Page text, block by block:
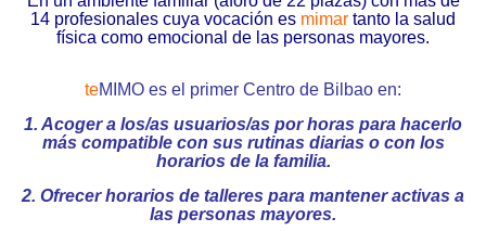
14 profesionales cuya vocación es mimar tanto la salud
física como emocional de las personas mayores.
teMIMO es el primer Centro de Bilbao en:
1. Acoger a los/as usuarios/as por horas para hacerlo
más compatible con sus rutinas diarias o con los
horarios de la familia.
2. Ofrecer horarios de talleres para mantener activas a
las personas mayores.